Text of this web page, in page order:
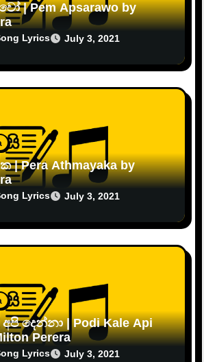
by
Lyrics July 3, 2021
by
Lyrics July 3, 2021
| Podi Kale Api
by Milton Perera
Lyrics July 3, 2021